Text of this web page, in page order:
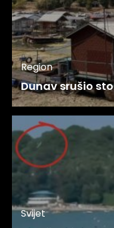
Region
Dunav srušio
Svijet